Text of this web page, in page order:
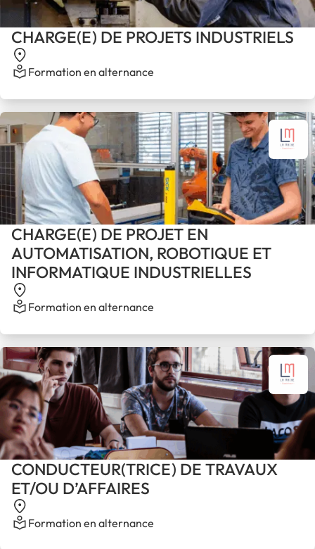
CHARGE(E) DE PROJETS INDUSTRIELS
Formation en alternance
CHARGE(E) DE PROJET EN
AUTOMATISATION, ROBOTIQUE ET
INFORMATIQUE INDUSTRIELLES
Formation en alternance
CONDUCTEUR(TRICE) DE TRAVAUX
ET/OU D’AFFAIRES
Formation en alternance